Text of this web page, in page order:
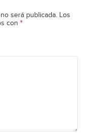
será publicada. Los
con *